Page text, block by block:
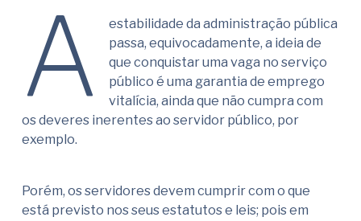
A
estabilidade da administração pública
passa, equivocadamente, a ideia de
que conquistar uma vaga no serviço
público é uma garantia de emprego
vitalícia, ainda que não cumpra com
os deveres inerentes ao servidor público, por
exemplo.
Porém, os servidores devem cumprir com o que
está previsto nos seus estatutos e leis; pois em